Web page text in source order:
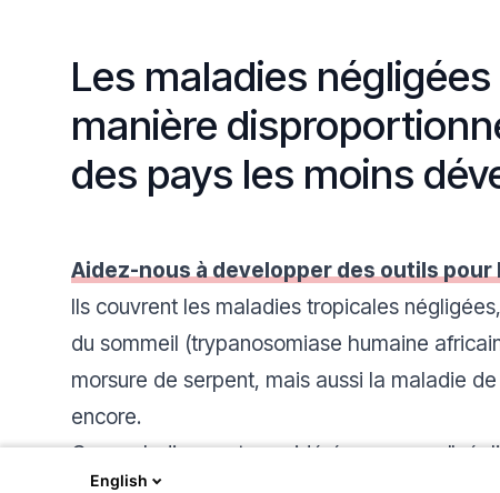
Les maladies
manière
des pays les moins
Aidez-nous à developper des outils
Ils couvrent les maladies tropicales
du sommeil (trypanosomiase humaine
morsure de serpent, mais aussi la maladie
encore.
Ces maladies sont considérées comme
English